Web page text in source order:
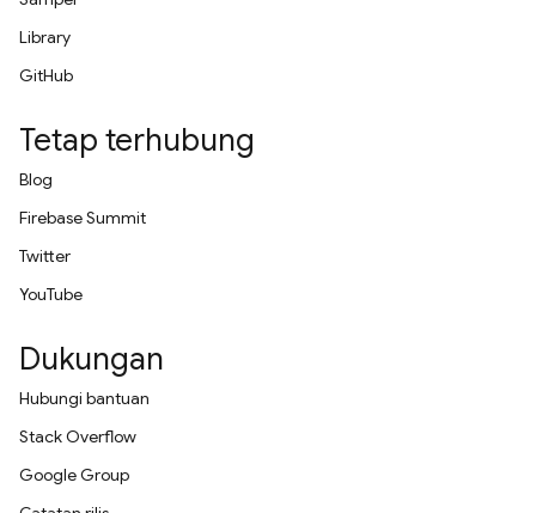
Library
GitHub
Tetap terhubung
Blog
Firebase Summit
Twitter
YouTube
Dukungan
Hubungi bantuan
Stack Overflow
Google Group